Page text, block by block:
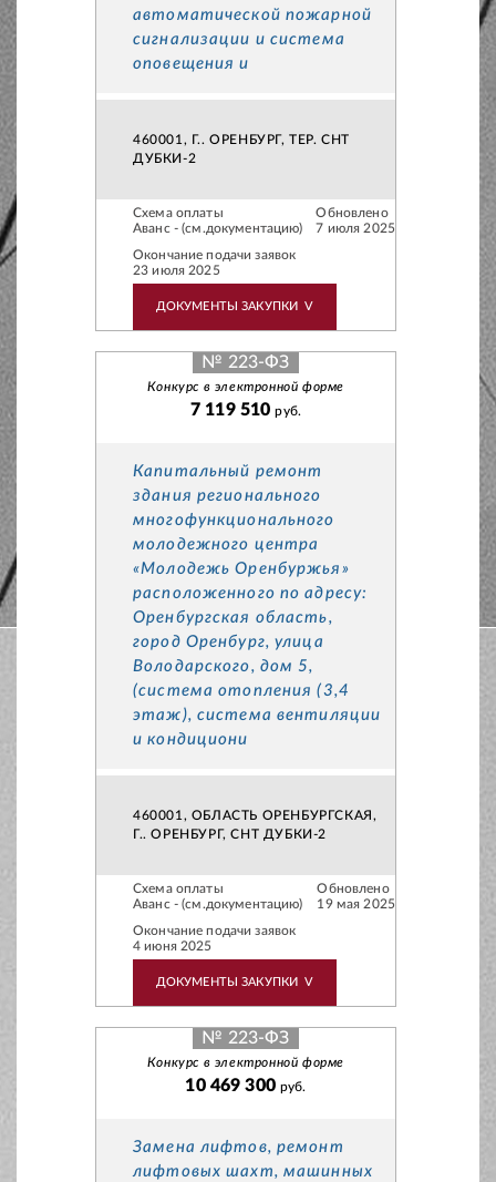
автоматической пожарной
сигнализации и система
оповещения и
460001, Г.. ОРЕНБУРГ, ТЕР. СНТ
ДУБКИ-2
Схема оплаты
Аванс - (см.документацию)
Обновлено
7 июля 2025
Окончание подачи заявок
23 июля 2025
ДОКУМЕНТЫ ЗАКУПКИ V
№ 223-ФЗ
Конкурс в электронной форме
7 119 510руб.
Капитальный ремонт
здания регионального
многофункционального
молодежного центра
«Молодежь Оренбуржья»
расположенного по адресу:
Оренбургская область,
город Оренбург, улица
Володарского, дом 5,
(система отопления (3,4
этаж), система вентиляции
и кондициони
460001, ОБЛАСТЬ ОРЕНБУРГСКАЯ,
Г.. ОРЕНБУРГ, СНТ ДУБКИ-2
Схема оплаты
Аванс - (см.документацию)
Обновлено
19 мая 2025
Окончание подачи заявок
4 июня 2025
ДОКУМЕНТЫ ЗАКУПКИ V
№ 223-ФЗ
Конкурс в электронной форме
10 469 300 руб.
Замена лифтов, ремонт
лифтовых шахт, машинных